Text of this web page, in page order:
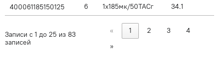
400061185150125 6 1x185мк/50ТАСг 34.1
Записи с 1 до 25 из 83
записей
« 1 2 3
4
»